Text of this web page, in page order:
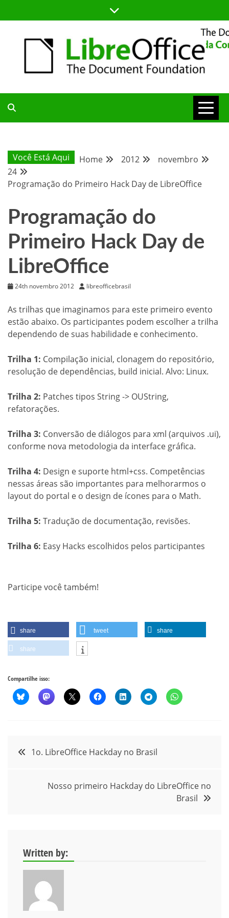
to
BLOG DA
COMUNIDADE
BRASILEIRA
Você Está Aqui Home 2012
novembro
24
Programação do Primeiro Hack Day de LibreOffice
Programação do
Primeiro Hack Day de
LibreOffice
24th novembro 2012 libreofficebrasil
As trilhas que imaginamos para este primeiro evento
estão abaixo. Os participantes podem escolher a trilha
dependendo de suas habilidade e conhecimento.
Trilha 1: Compilação inicial, clonagem do repositório,
resolução de dependências, build inicial. Alvo: Linux.
Trilha 2: Patches tipos String -> OUString,
refatorações.
Trilha 3: Conversão de diálogos para xml (arquivos .ui),
conforme nova metodologia da interface gráfica.
Trilha 4: Design e suporte html+css. Competências
nessas áreas são importantes para melhorarmos o
layout do portal e o design de ícones para o Math.
Trilha 5: Tradução de documentação, revisões.
Trilha 6: Easy Hacks escolhidos pelos participantes
Participe você também!
share tweet share
share
Compartilhe isso:
Navegação
1o. LibreOffice Hackday no Brasil
Nosso primeiro Hackday do LibreOffice no
Brasil
Written by: